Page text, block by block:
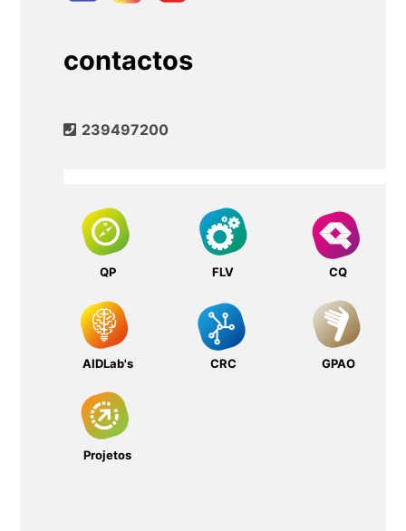
contactos
239497200
QP FLV CQ
AIDLab's CRC GPAO
Projetos